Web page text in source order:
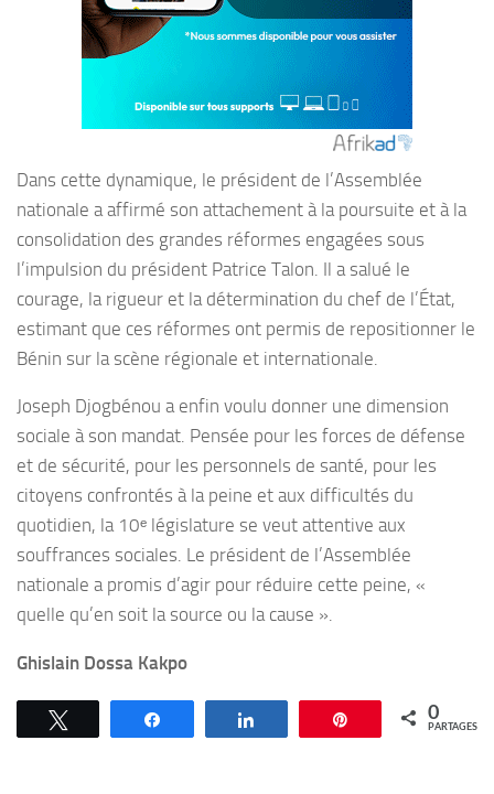
Dans cette dynamique, le président de l’Assemblée
nationale a affirmé son attachement à la poursuite et à la
consolidation des grandes réformes engagées sous
l’impulsion du président Patrice Talon. Il a salué le
courage, la rigueur et la détermination du chef de l’État,
estimant que ces réformes ont permis de repositionner le
Bénin sur la scène régionale et internationale.
Joseph Djogbénou a enfin voulu donner une dimension
sociale à son mandat. Pensée pour les forces de défense
et de sécurité, pour les personnels de santé, pour les
citoyens confrontés à la peine et aux difficultés du
quotidien, la 10ᵉ législature se veut attentive aux
souffrances sociales. Le président de l’Assemblée
nationale a promis d’agir pour réduire cette peine, «
quelle qu’en soit la source ou la cause ».
Ghislain Dossa Kakpo
Épingle 0
PARTAGES